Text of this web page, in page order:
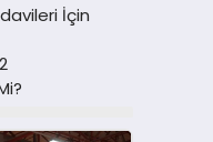
İçin